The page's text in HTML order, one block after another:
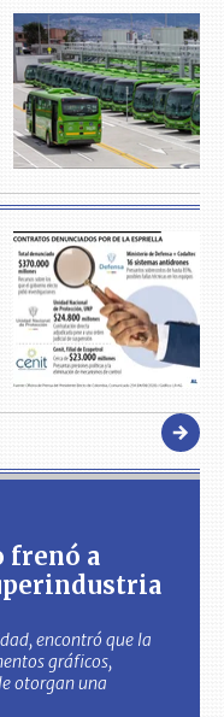
frenó a
encontró que la
gráficos,
otorgan una